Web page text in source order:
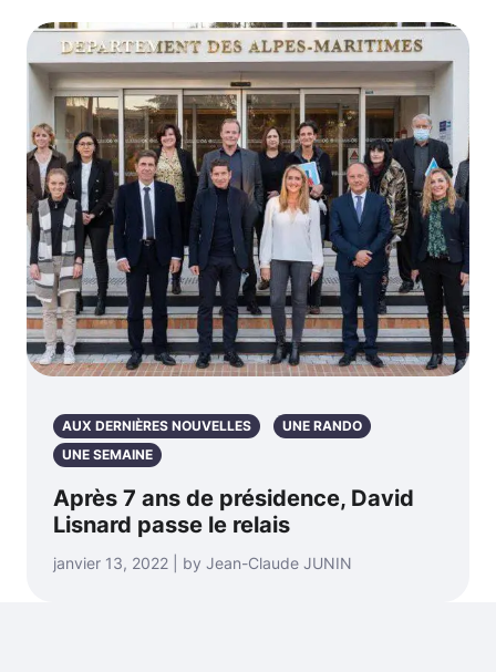
AUX DERNIÈRES NOUVELLES
UNE RANDO
UNE SEMAINE
Après 7 ans de présidence, David
Lisnard passe le relais
janvier 13, 2022 | by Jean-Claude JUNIN